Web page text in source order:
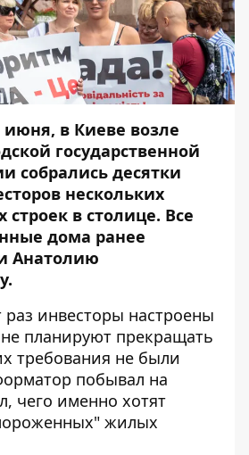
июня, в Киеве возле
государственной
собрались десятки
нескольких
в столице. Все
дома ранее
Анатолию
инвесторы настроены
планируют прекращать
требования не были
побывал на
чего именно хотят
жилых